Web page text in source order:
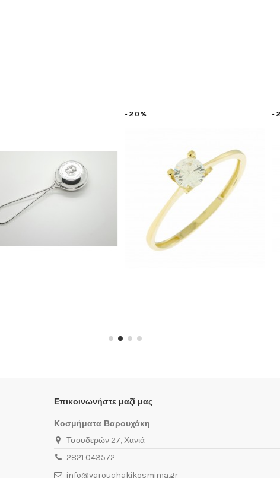
Επικοινωνήστε μαζί μας
Κοσμήματα Βαρουχάκη
Τσουδερών 27, Χανιά
2821 043572
info@varouchakikosmima.gr